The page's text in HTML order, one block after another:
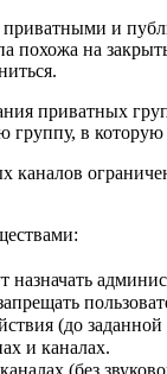
и
похожа на
приватных
группу, в
каналов
назначать
(до
и каналах.
(без